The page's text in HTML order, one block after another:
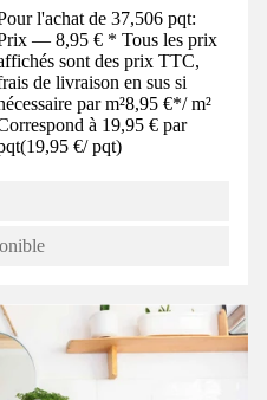
l'achat de 37,506 pqt:
— 8,95 € * Tous les prix
sont des prix TTC,
de livraison en sus si
par m²8,95 €*/ m²
à 19,95 € par
(19,95 €/ pqt)